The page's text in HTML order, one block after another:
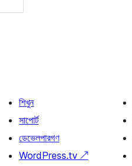
শিখুন
সাপোর্ট
ডেভেলপারগণ
WordPress.tv↗